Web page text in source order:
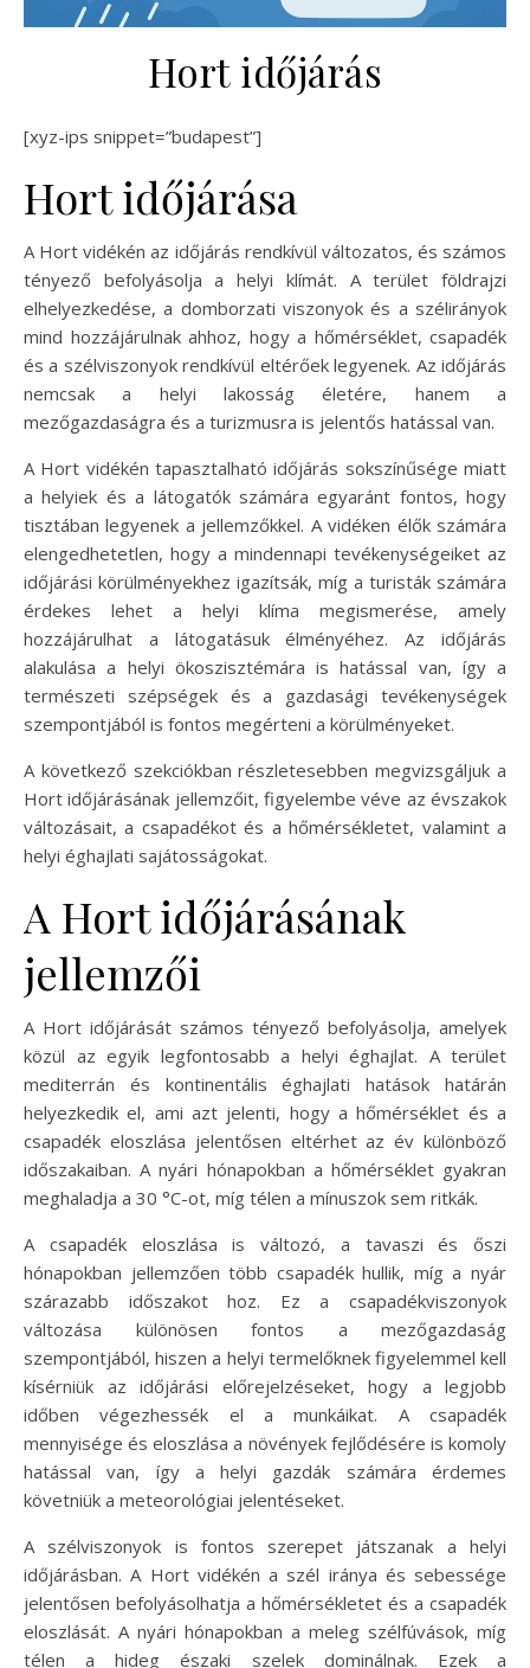
Hort időjárás
[xyz-ips snippet=”budapest”]
Hort időjárása
A Hort vidékén az időjárás rendkívül változatos, és számos
tényező befolyásolja a helyi klímát. A terület földrajzi
elhelyezkedése, a domborzati viszonyok és a szélirányok
mind hozzájárulnak ahhoz, hogy a hőmérséklet, csapadék
és a szélviszonyok rendkívül eltérőek legyenek. Az időjárás
nemcsak a helyi lakosság életére, hanem a
mezőgazdaságra és a turizmusra is jelentős hatással van.
A Hort vidékén tapasztalható időjárás sokszínűsége miatt
a helyiek és a látogatók számára egyaránt fontos, hogy
tisztában legyenek a jellemzőkkel. A vidéken élők számára
elengedhetetlen, hogy a mindennapi tevékenységeiket az
időjárási körülményekhez igazítsák, míg a turisták számára
érdekes lehet a helyi klíma megismerése, amely
hozzájárulhat a látogatásuk élményéhez. Az időjárás
alakulása a helyi ökoszisztémára is hatással van, így a
természeti szépségek és a gazdasági tevékenységek
szempontjából is fontos megérteni a körülményeket.
A következő szekciókban részletesebben megvizsgáljuk a
Hort időjárásának jellemzőit, figyelembe véve az évszakok
változásait, a csapadékot és a hőmérsékletet, valamint a
helyi éghajlati sajátosságokat.
A Hort időjárásának
jellemzői
A Hort időjárását számos tényező befolyásolja, amelyek
közül az egyik legfontosabb a helyi éghajlat. A terület
mediterrán és kontinentális éghajlati hatások határán
helyezkedik el, ami azt jelenti, hogy a hőmérséklet és a
csapadék eloszlása jelentősen eltérhet az év különböző
időszakaiban. A nyári hónapokban a hőmérséklet gyakran
meghaladja a 30 °C-ot, míg télen a mínuszok sem ritkák.
A csapadék eloszlása is változó, a tavaszi és őszi
hónapokban jellemzően több csapadék hullik, míg a nyár
szárazabb időszakot hoz. Ez a csapadékviszonyok
változása különösen fontos a mezőgazdaság
szempontjából, hiszen a helyi termelőknek figyelemmel kell
kísérniük az időjárási előrejelzéseket, hogy a legjobb
időben végezhessék el a munkáikat. A csapadék
mennyisége és eloszlása a növények fejlődésére is komoly
hatással van, így a helyi gazdák számára érdemes
követniük a meteorológiai jelentéseket.
A szélviszonyok is fontos szerepet játszanak a helyi
időjárásban. A Hort vidékén a szél iránya és sebessége
jelentősen befolyásolhatja a hőmérsékletet és a csapadék
eloszlását. A nyári hónapokban a meleg szélfúvások, míg
télen a hideg északi szelek dominálnak. Ezek a